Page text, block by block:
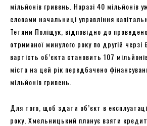
мільйонів гривень. Наразі 40 мільйонів
словами начальниці управління
Тетяни Поліщук, відповідно до
отриманої минулого року по другій черзі
вартість об’єкта становить 107
міста на цей рік передбачено
мільйонів гривень.
Для того, щоб здати об’єкт в
року, Хмельницький планує взяти кредит.